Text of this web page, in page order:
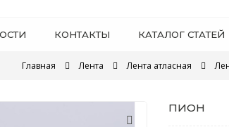
КОНТАКТЫ КАТАЛОГ СТАТЕЙ
Главная Лента Лента атласная
ПИОН